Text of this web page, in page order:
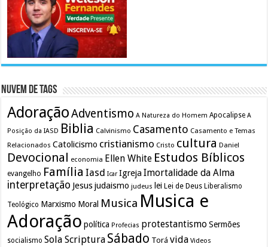
Nuvem de Tags
AdoraçãoAdventismo A Natureza do Homem Apocalipse A
Posição da IASD
Biblia Calvinismo Casamento Casamento e Temas
Relacionados Catolicismo cristianismo Cristo cultura Daniel
Devocional economia Ellen White Estudos Bíblicos
evangelho Família Iasd Icar Igreja Imortalidade da Alma
interpretação Jesusjudaismo judeus lei Lei de Deus Liberalismo
Teológico Marxismo Moral Musica Musica e
Adoração política Profecias protestantismo Sermões
socialismo Sola Scriptura Sábado Torá vida Videos